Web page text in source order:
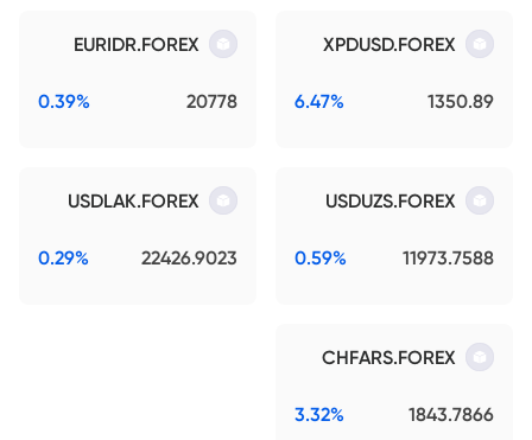
XPDUSD.FOREX
1350.89
6.47%
EURIDR.FOREX
20778
0.39%
USDUZS.FOREX
11973.7588
0.59%
USDLAK.FOREX
22426.9023
0.29%
CHFARS.FOREX
1843.7866
3.32%